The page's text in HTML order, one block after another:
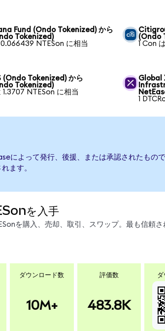
Fund (Ondo Tokenized) から
Tokenized)
0.066439 NTESon に相当
(Ondo
1 Con
(Ondo Tokenized) から
Tokenized)
1.3707 NTESon に相当
Global
1
によって発行、後援、または承認されたもの
ます。
を入手
を購入、売却、取引、スワップ。最も信頼さ
ダウンロード数
10M+
評価数
483.8K
ダ